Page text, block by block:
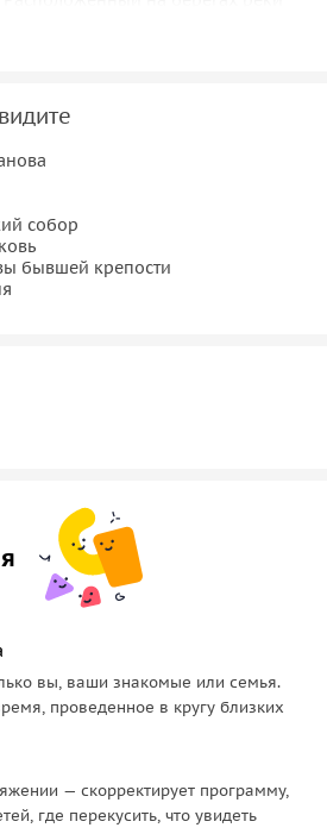
в озере Лаче, Каргополь в
центру
и Старой торговым
с архитектурными
собор XVI
церковь XVII века. «Валушки»,
сооружений,
уникальные крепостные валы
собор
бывшей крепости
вы, ваши знакомые или семья.
проведенное в кругу близких
— скорректирует программу,
где перекусить, что увидеть